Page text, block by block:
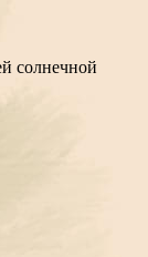
солнечной